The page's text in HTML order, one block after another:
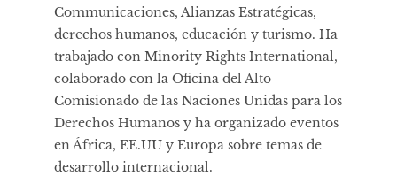
Communicaciones, Alianzas Estratégicas,
derechos humanos, educación y turismo. Ha
trabajado con Minority Rights International,
colaborado con la Oficina del Alto
Comisionado de las Naciones Unidas para los
Derechos Humanos y ha organizado eventos
en África, EE.UU y Europa sobre temas de
desarrollo internacional.